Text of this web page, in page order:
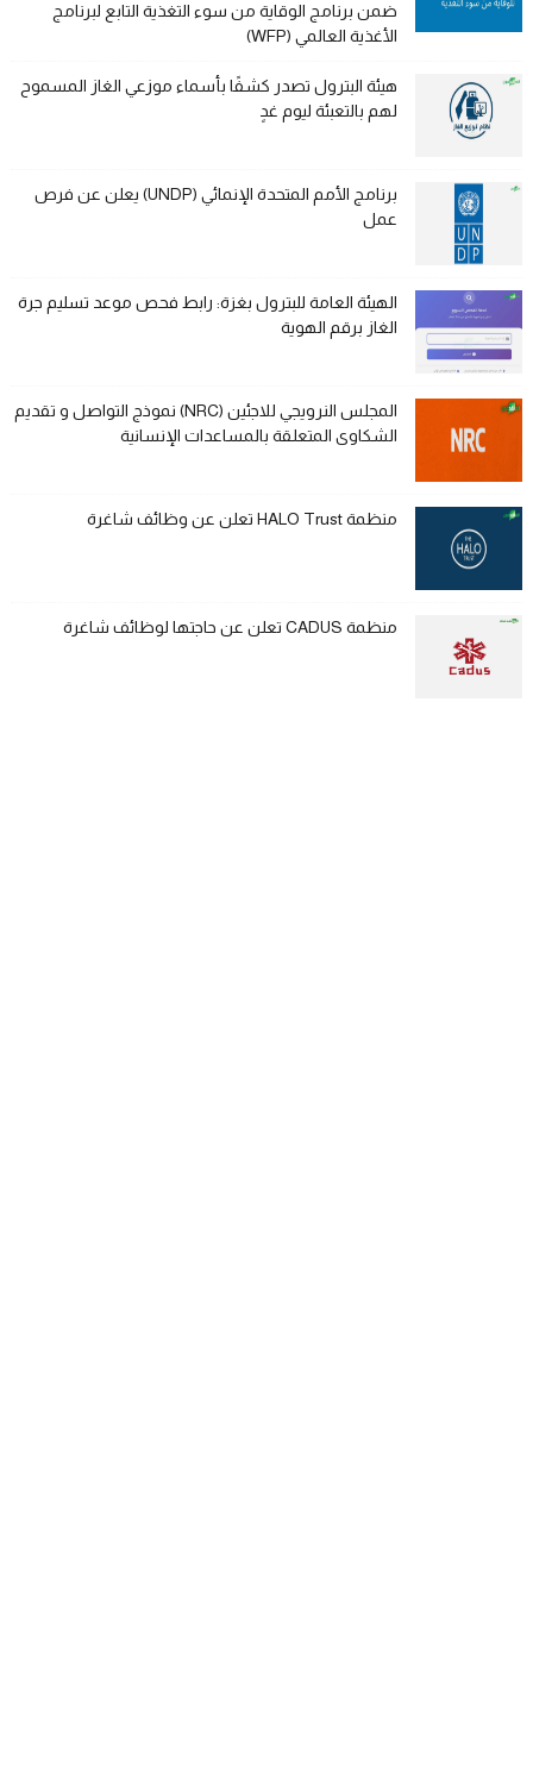
ضمن برنامج الوقاية من سوء التغذية التابع لبرنامج
الأغذية العالمي (WFP)
هيئة البترول تصدر كشفًا بأسماء موزعي الغاز المسموح
لهم بالتعبئة ليوم غدٍ
برنامج الأمم المتحدة الإنمائي (UNDP) يعلن عن فرص
عمل
الهيئة العامة للبترول بغزة: رابط فحص موعد تسليم جرة
الغاز برقم الهوية
المجلس النرويجي للاجئين (NRC) نموذج التواصل و تقديم
الشكاوى المتعلقة بالمساعدات الإنسانية
منظمة HALO Trust تعلن عن وظائف شاغرة
منظمة CADUS تعلن عن حاجتها لوظائف شاغرة